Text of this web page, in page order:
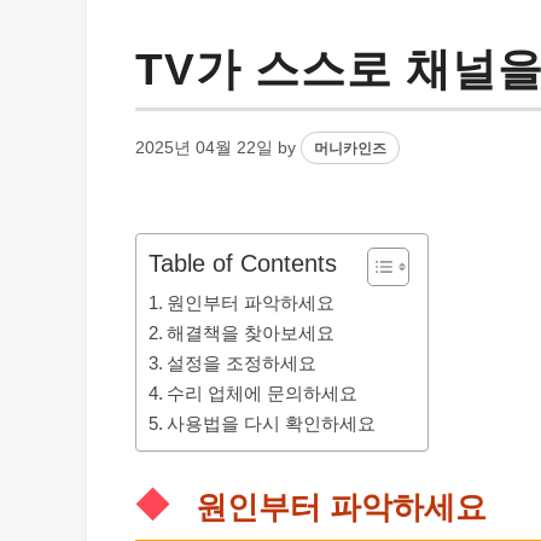
TV가 스스로 채널
2025년 04월 22일 by 머니카인즈
Table of Contents
원인부터 파악하세요
해결책을 찾아보세요
설정을 조정하세요
수리 업체에 문의하세요
사용법을 다시 확인하세요
원인부터 파악하세요